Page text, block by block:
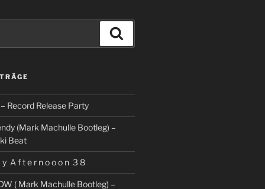
Record Release Party
(Mark Machulle Bootleg) –
Beat
y A f t e r n o o o n 3 8
( Mark Machulle Bootleg) –